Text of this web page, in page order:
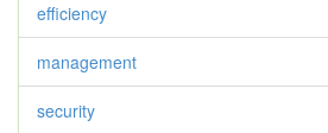
efficiency
management
security